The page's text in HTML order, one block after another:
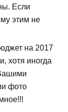
Если
этим не
на 2017
хотя иногда
фото